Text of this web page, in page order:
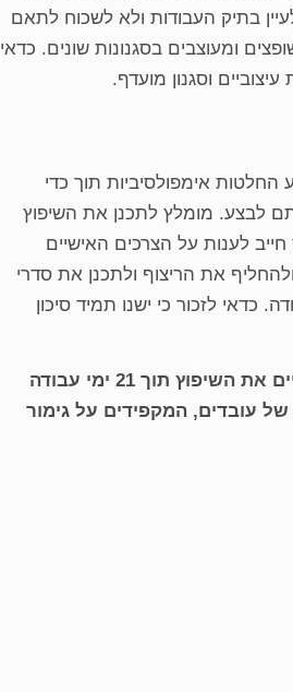
בתיק העבודות ולא לשכוח לתאם
ומעוצבים בסגנונות שונים. כדאי
וסגנון מועדף.
אימפולסיביות תוך כדי
לבצע. מומלץ לתכנן את השיפוץ
לענות על הצרכים האישיים
את הריצוף ולתכנן את סדרי
כדאי לזכור כי ישנו תמיד סיכון
אנו ב- 72 גג נשמח לספק לכם שיפוץ דירה במרכז הארץ בסטנדרטים הגבוהים ביותר. אנו מתחייבים לסיים את השיפוץ תוך 21 ימי עבודה
עובדים, המקפידים על גימור